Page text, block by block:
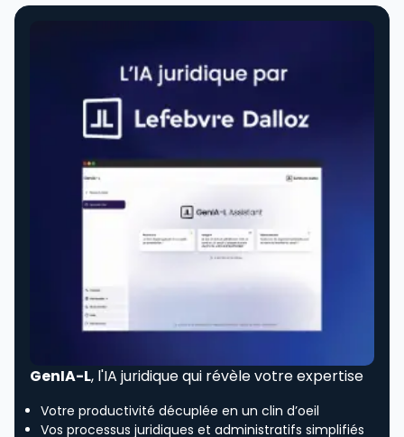
GenIA-L, l'IA juridique qui révèle votre expertise
Votre productivité décuplée en un clin d’oeil
Vos processus juridiques et administratifs simplifiés